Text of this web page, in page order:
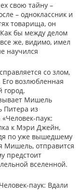
свою тайну –
– одноклассник и
товарища, он
бы между делом
же, видимо, имел
научился
со злом,
Его возлюбленная
город.
Мишель
Питера из
паук:
к Мэри Джейн,
по уже вышедшему
Мишель, отправится
предстоит
вселенной.
паук: Вдали